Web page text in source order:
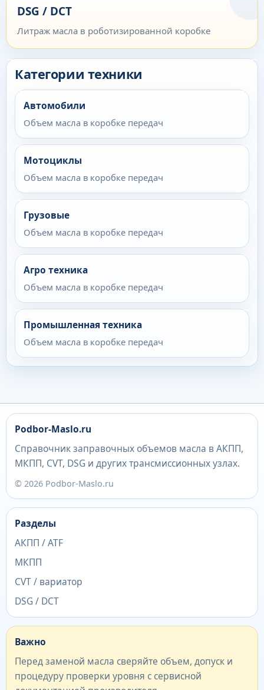
DSG / DCT
Литраж масла в роботизированной коробке
Категории техники
Автомобили
Объем масла в коробке передач
Мотоциклы
Объем масла в коробке передач
Грузовые
Объем масла в коробке передач
Агро техника
Объем масла в коробке передач
Промышленная техника
Объем масла в коробке передач
Podbor-Maslo.ru
Справочник заправочных объемов масла в АКПП,
МКПП, CVT, DSG и других трансмиссионных узлах.
© 2026 Podbor-Maslo.ru
Разделы
АКПП / ATF
МКПП
CVT / вариатор
DSG / DCT
Важно
Перед заменой масла сверяйте объем, допуск и
процедуру проверки уровня с сервисной